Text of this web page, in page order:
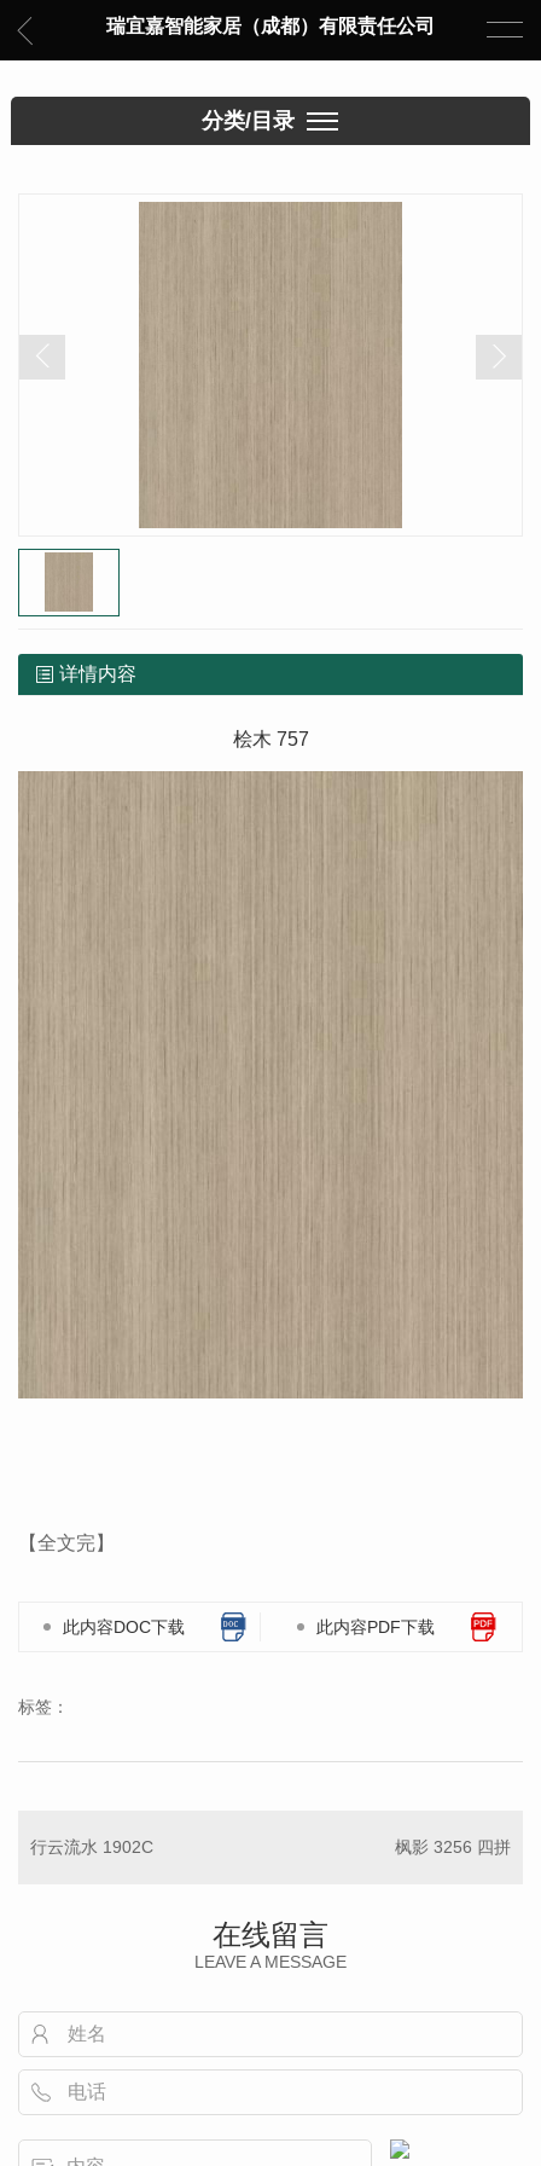
瑞宜嘉智能家居（成都）有限责任公司
分类/目录
详情内容
桧木 757
【全文完】
此内容DOC下载 此内容PDF下载
标签：
行云流水 1902C 枫影 3256 四拼
在线留言
LEAVE A MESSAGE